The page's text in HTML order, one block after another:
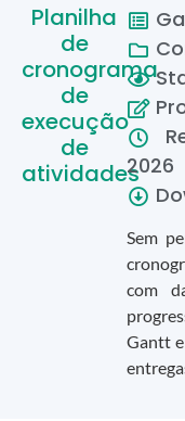
Planilha
de
cronograma
de
execução
de
atividades2026
Sem
com
Gantt